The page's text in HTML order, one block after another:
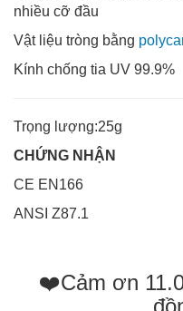
nhiều cỡ đầu
Vật liệu tròng bằng
Kính chống tia UV 99.9%
Trọng lượng:25g
CHỨNG NHẬN
CE EN166
ANSI Z87.1
❤️Cảm ơn